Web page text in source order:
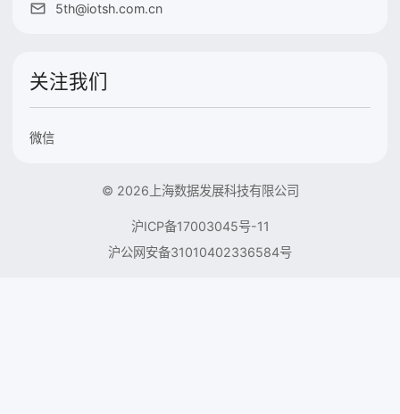
5th@iotsh.com.cn
关注我们
微信
© 2026上海数据发展科技有限公司
沪ICP备17003045号-11
沪公网安备31010402336584号